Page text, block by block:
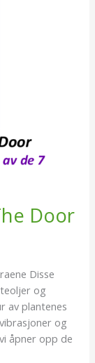
Door
Disse
og
av plantenes
og
åpner opp de